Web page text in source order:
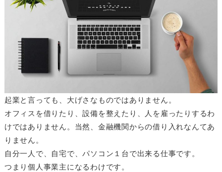
起業と言っても、大げさなものではありません。
オフィスを借りたり、設備を整えたり、人を雇ったりするわ
けではありません。当然、金融機関からの借り入れなんてあ
りません。
自分一人で、自宅で、パソコン１台で出来る仕事です。
つまり個人事業主になるわけです。